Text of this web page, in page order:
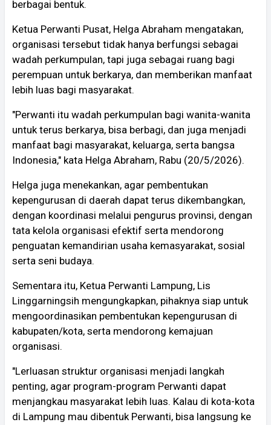
berbagai bentuk.
Ketua Perwanti Pusat, Helga Abraham mengatakan,
organisasi tersebut tidak hanya berfungsi sebagai
wadah perkumpulan, tapi juga sebagai ruang bagi
perempuan untuk berkarya, dan memberikan manfaat
lebih luas bagi masyarakat.
"Perwanti itu wadah perkumpulan bagi wanita-wanita
untuk terus berkarya, bisa berbagi, dan juga menjadi
manfaat bagi masyarakat, keluarga, serta bangsa
Indonesia," kata Helga Abraham, Rabu (20/5/2026).
Helga juga menekankan, agar pembentukan
kepengurusan di daerah dapat terus dikembangkan,
dengan koordinasi melalui pengurus provinsi, dengan
tata kelola organisasi efektif serta mendorong
penguatan kemandirian usaha kemasyarakat, sosial
serta seni budaya.
Sementara itu, Ketua Perwanti Lampung, Lis
Linggarningsih mengungkapkan, pihaknya siap untuk
mengoordinasikan pembentukan kepengurusan di
kabupaten/kota, serta mendorong kemajuan
organisasi.
"Lerluasan struktur organisasi menjadi langkah
penting, agar program-program Perwanti dapat
menjangkau masyarakat lebih luas. Kalau di kota-kota
di Lampung mau dibentuk Perwanti, bisa langsung ke